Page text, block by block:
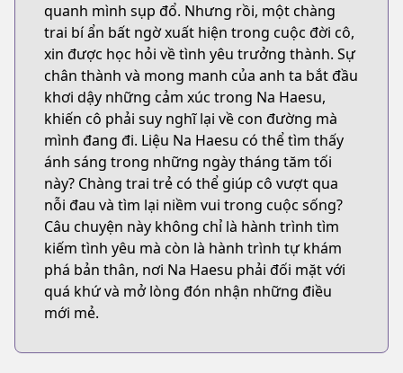
quanh mình sụp đổ. Nhưng rồi, một chàng
trai bí ẩn bất ngờ xuất hiện trong cuộc đời cô,
xin được học hỏi về tình yêu trưởng thành. Sự
chân thành và mong manh của anh ta bắt đầu
khơi dậy những cảm xúc trong Na Haesu,
khiến cô phải suy nghĩ lại về con đường mà
mình đang đi. Liệu Na Haesu có thể tìm thấy
ánh sáng trong những ngày tháng tăm tối
này? Chàng trai trẻ có thể giúp cô vượt qua
nỗi đau và tìm lại niềm vui trong cuộc sống?
Câu chuyện này không chỉ là hành trình tìm
kiếm tình yêu mà còn là hành trình tự khám
phá bản thân, nơi Na Haesu phải đối mặt với
quá khứ và mở lòng đón nhận những điều
mới mẻ.